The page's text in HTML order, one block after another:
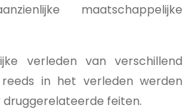
maatschappelijke
verleden van verschillend
in het verleden werden
feiten.